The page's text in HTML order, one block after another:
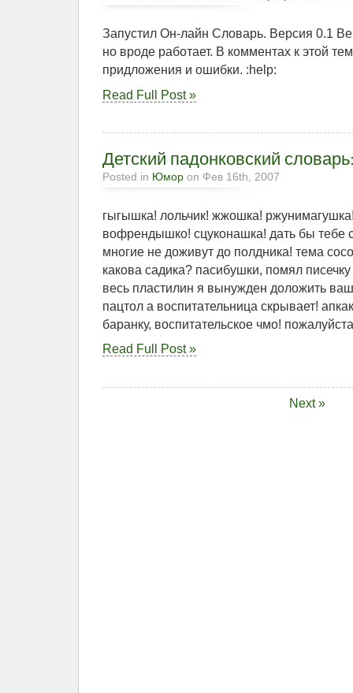
Запустил Он-лайн Словарь. Версия 0.1
но вроде работает. В комментах к этой
придложения и ошибки. :help:
Read Full Post »
Детский падонковский
Posted in Юмор on Фев 16th, 2007
гыгышка! лольчик! жжошка!
вофрендышко! сцуконашка! дать бы тебе
многие не доживут до полдника! тема
какова садика? пасибушки, помял
весь пластилин я вынужден доложить
пацтол а воспитательница скрывает!
баранку, воспитательское чмо!
Read Full Post »
Next »